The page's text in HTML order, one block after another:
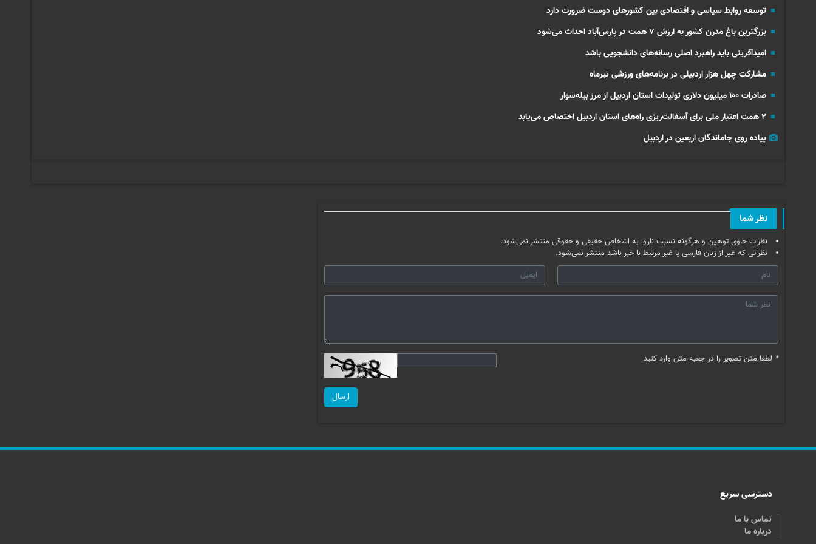
توسعه روابط سیاسی و اقتصادی بین کشورهای دوست ضرورت دارد
بزرگترین باغ مدرن کشور به ارزش ۷ همت در پارس‌آباد احداث می‌شود
امیدآفرینی باید راهبرد اصلی رسانه‌های دانشجویی باشد
مشارکت چهل‌ هزار اردبیلی در برنامه‌های ورزشی تیرماه
صادرات ۱۰۰ میلیون دلاری تولیدات استان اردبیل از مرز بیله‌سوار
۲ همت اعتبار ملی برای آسفالت‌ریزی راه‌های استان اردبیل اختصاص می‌یابد
پیاده روی جاماندگان اربعین در اردبیل
نظر شما
نظرات حاوی توهین و هرگونه نسبت ناروا به اشخاص حقیقی و حقوقی منتشر نمی‌شود.
نظراتی که غیر از زبان فارسی یا غیر مرتبط با خبر باشد منتشر نمی‌شود.
* لطفا متن تصویر را در جعبه متن وارد کنید
ارسال
دسترسی سریع
تماس با ما
درباره ما